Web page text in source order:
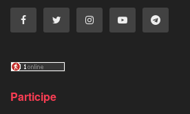
Participe